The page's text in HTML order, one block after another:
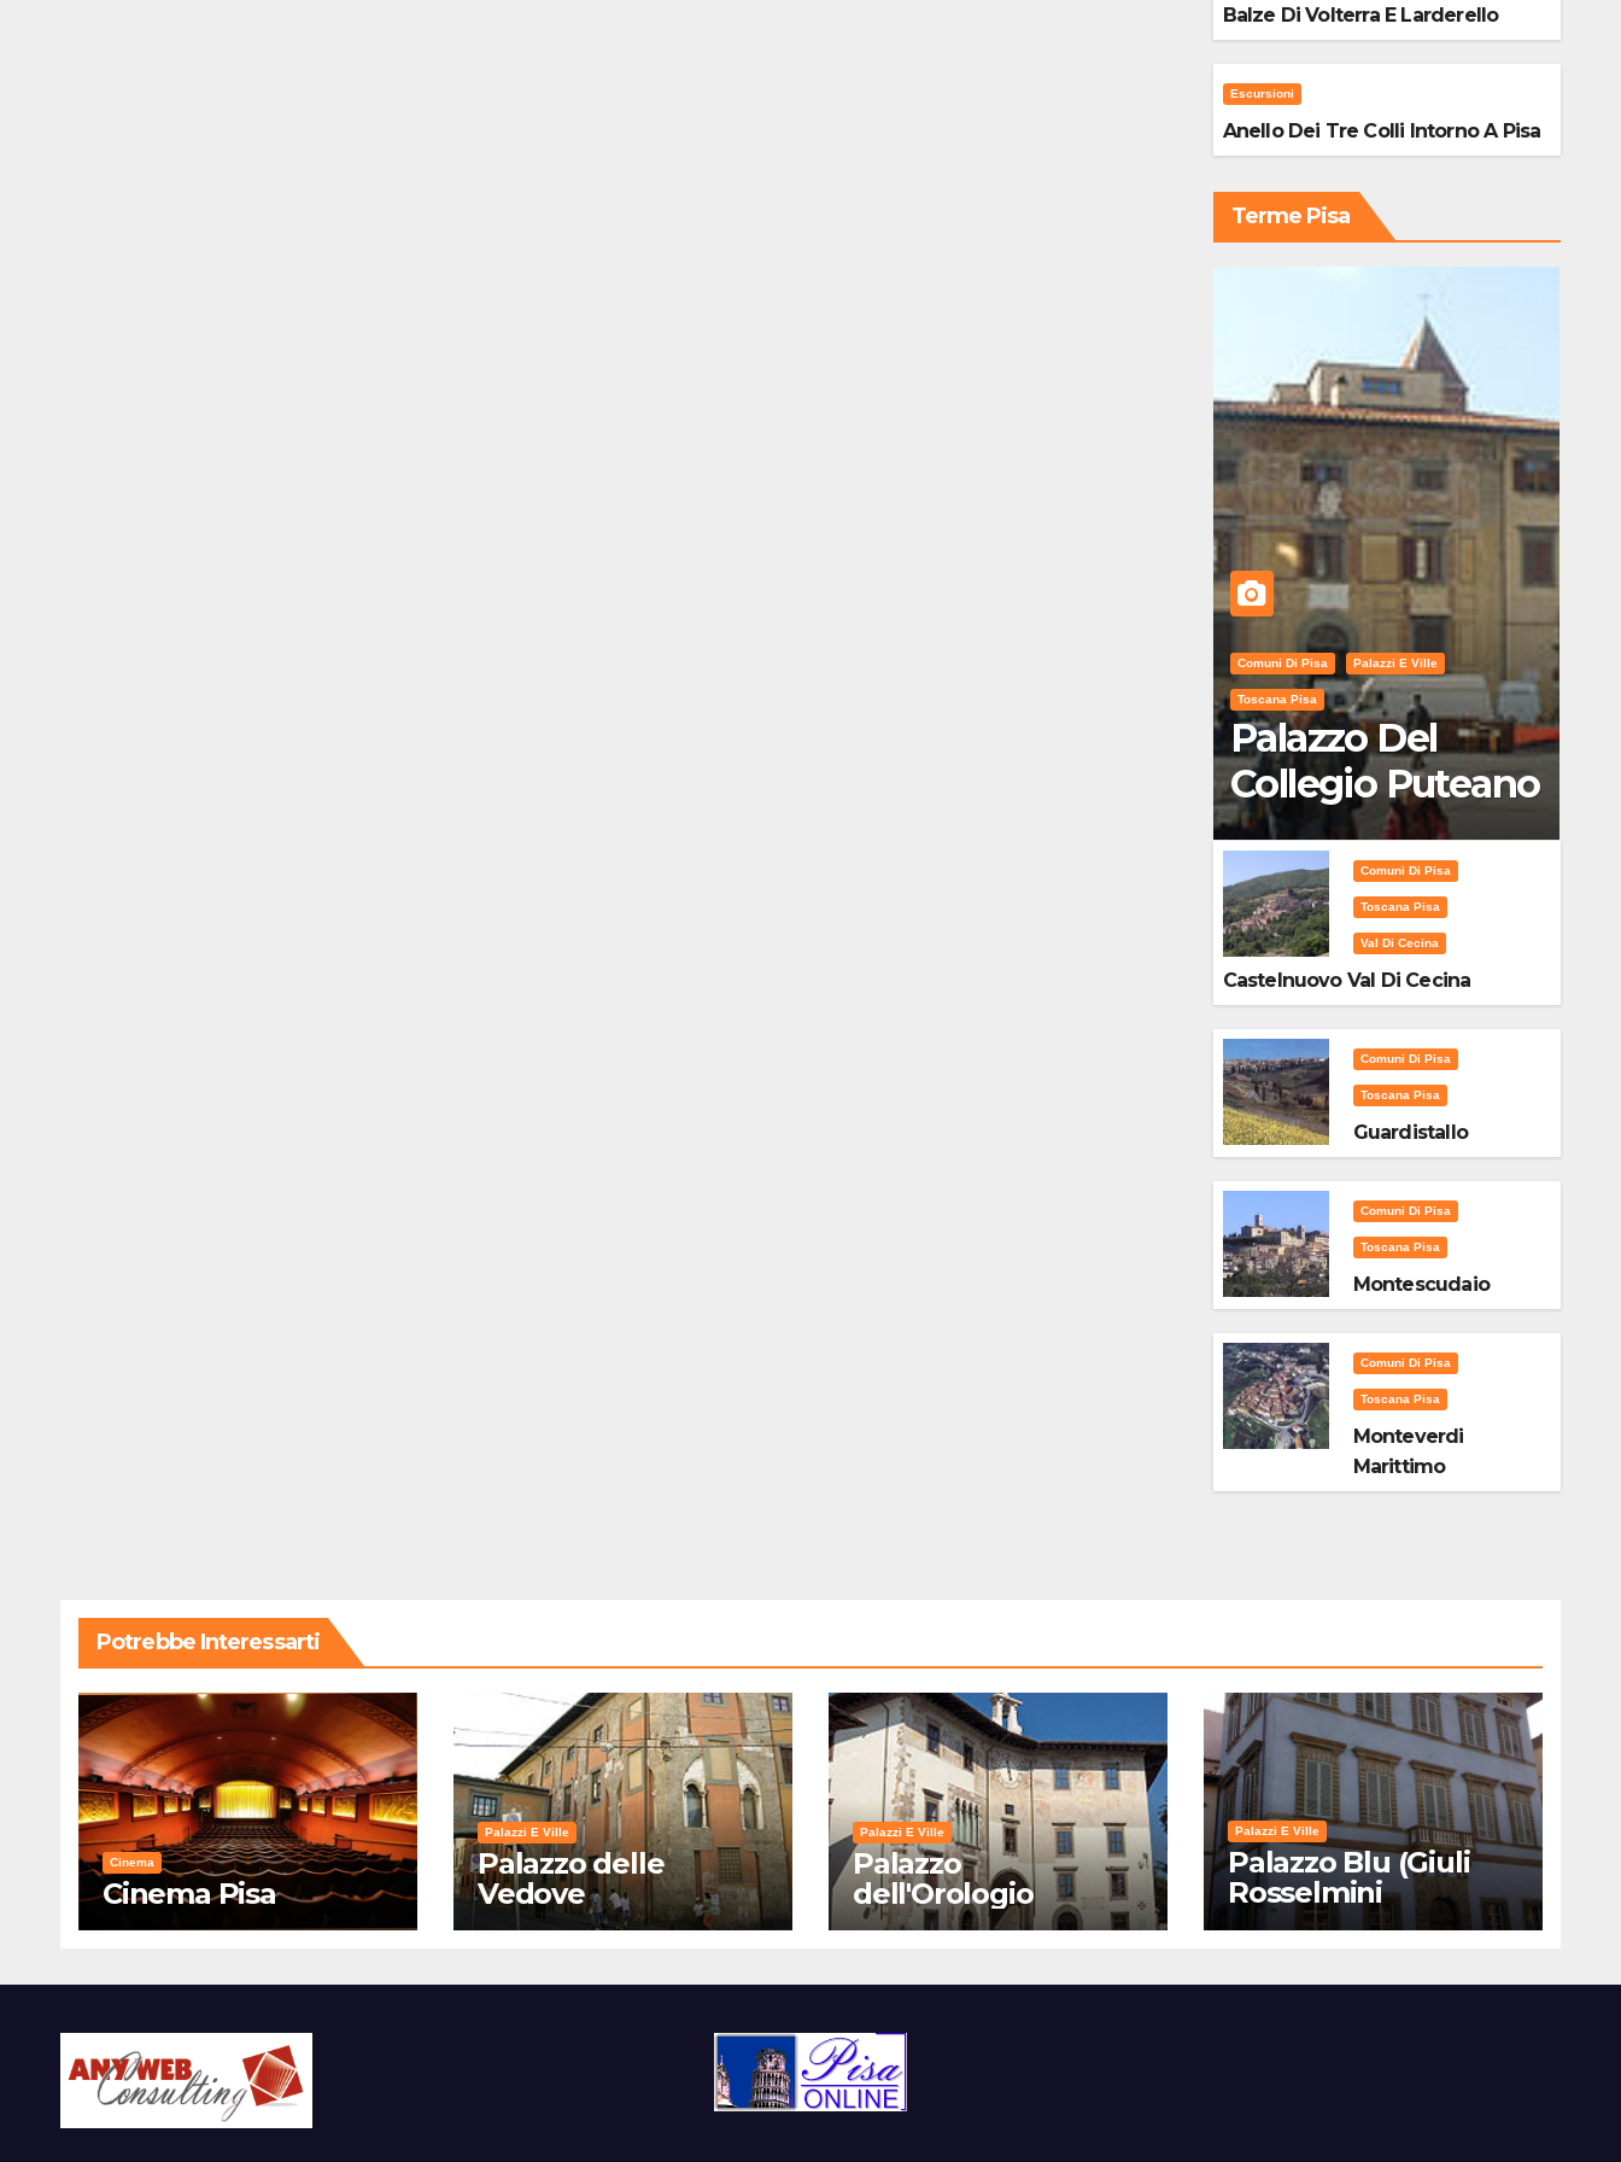
Balze Di Volterra E Larderello
Escursioni
Anello Dei Tre Colli Intorno A Pisa
Terme Pisa
Comuni Di Pisa Palazzi E Ville
Toscana Pisa
Palazzo Del
Collegio Puteano
Comuni Di Pisa
Toscana Pisa
Val Di Cecina
Castelnuovo Val Di Cecina
Comuni Di Pisa
Toscana Pisa
Guardistallo
Comuni Di Pisa
Toscana Pisa
Montescudaio
Comuni Di Pisa
Toscana Pisa
Monteverdi
Marittimo
Potrebbe Interessarti
Cinema
Cinema Pisa
Palazzi E Ville
Palazzo delle
Vedove
Palazzi E Ville
Palazzo
dell'Orologio
Palazzi E Ville
Palazzo Blu (Giuli
Rosselmini
Gualandi) – Pisa:
Visita